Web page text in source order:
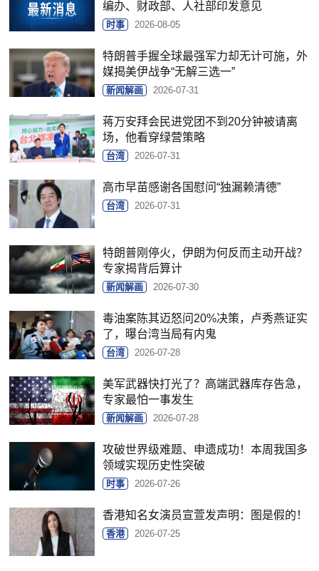
编办、财政部、人社部印发意见
时事 2026-08-05
特朗普手握全球最强军力却无计可施，外
媒揭美伊战争“无解三选一”
新闻解画 2026-07-31
蒋万安拜会民进党团不到20分钟被请离
场，他看穿绿营策略
台湾 2026-07-31
高市早苗感谢各国慰问“独漏赖清德”
台湾 2026-07-31
特朗普刚停火，伊朗为何反而主动开战？
专家揭背后算计
新闻解画 2026-07-30
毒油案陈其迈怒问20%决策，卢秀燕证实
了，曝台湾当局有内鬼
台湾 2026-07-28
美军武器快打光了？高端武器库存告急，
专家最怕一事发生
新闻解画 2026-07-28
攻破世界级难题、申遗成功！本周我国多
领域实现历史性突破
时事 2026-07-26
香港知名女演员宣萱发声明：图是假的！
香港 2026-07-25